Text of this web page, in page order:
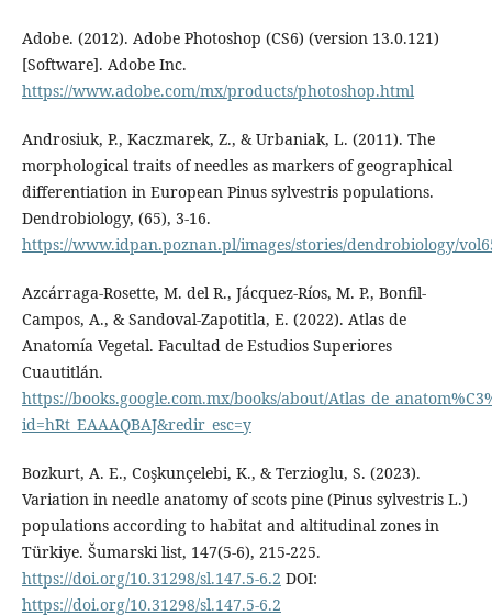
Adobe. (2012). Adobe Photoshop (CS6) (version 13.0.121)
[Software]. Adobe Inc.
https://www.adobe.com/mx/products/photoshop.html
Androsiuk, P., Kaczmarek, Z., & Urbaniak, L. (2011). The
morphological traits of needles as markers of geographical
differentiation in European Pinus sylvestris populations.
Dendrobiology, (65), 3-16.
https://www.idpan.poznan.pl/images/stories/dendrobiology/
Azcárraga-Rosette, M. del R., Jácquez-Ríos, M. P., Bonfil-
Campos, A., & Sandoval-Zapotitla, E. (2022). Atlas de
Anatomía Vegetal. Facultad de Estudios Superiores
Cuautitlán.
https://books.google.com.mx/books/about/
id=hRt_EAAAQBAJ&redir_esc=y
Bozkurt, A. E., Coşkunçelebi, K., & Terzioglu, S. (2023).
Variation in needle anatomy of scots pine (Pinus sylvestris L.)
populations according to habitat and altitudinal zones in
Türkiye. Šumarski list, 147(5-6), 215-225.
https://doi.org/10.31298/sl.147.5-6.2 DOI:
https://doi.org/10.31298/sl.147.5-6.2